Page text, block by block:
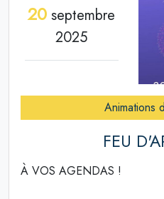
20 septembre
2025
Animations
FEU
À VOS AGENDAS !